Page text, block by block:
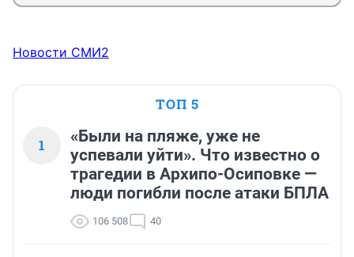
Новости СМИ2
ТОП 5
1
«Были на пляже, уже не
успевали уйти». Что известно о
трагедии в Архипо-Осиповке —
люди погибли после атаки БПЛА
106 508 40